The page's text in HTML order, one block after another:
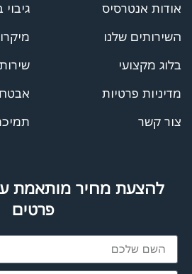
אודות אנטרסיס
השירותים שלנו
בלוג מקצועי
מדיניות פרטיות
צור קשר
מיקרוסופט
להצעת מחיר מותאמת
פרטים